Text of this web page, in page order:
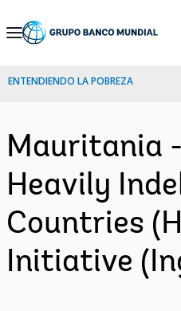
Skip
Navigation
ENTENDIENDO LA POBREZA
Mauritania
Heavily
Countries
Initiative